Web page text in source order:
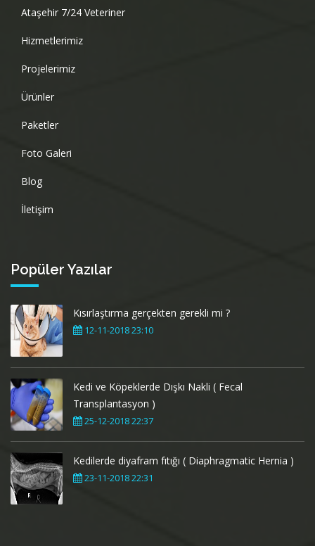
Ataşehir 7/24 Veteriner
Hizmetlerimiz
Projelerimiz
Ürünler
Paketler
Foto Galeri
Blog
İletişim
Popüler Yazılar
Kısırlaştırma gerçekten gerekli mi ?
12-11-2018 23:10
Kedi ve Köpeklerde Dışkı Nakli ( Fecal
Transplantasyon )
25-12-2018 22:37
Kedilerde diyafram fıtığı ( Diaphragmatic Hernia )
23-11-2018 22:31